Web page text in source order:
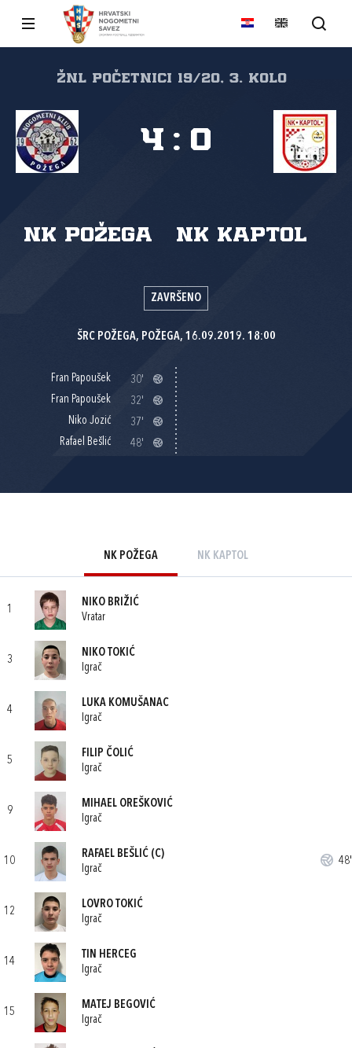
ŽNL početnici 19/20, 3. kolo
NK Požega NK Kaptol
4 : 0
ZAVRŠENO
ŠRC POŽEGA, POŽEGA, 16.09.2019. 18:00
Fran Papoušek
30'
Fran Papoušek
32'
Niko Jozić
37'
Rafael Bešlić
48'
NK POŽEGA NK KAPTOL
1
NIKO BRIŽIĆ
Vratar
3
NIKO TOKIĆ
Igrač
4
LUKA KOMUŠANAC
Igrač
5
FILIP ČOLIĆ
Igrač
9
MIHAEL OREŠKOVIĆ
Igrač
10
RAFAEL BEŠLIĆ (C)
Igrač
48'
12
LOVRO TOKIĆ
Igrač
14
TIN HERCEG
Igrač
15
MATEJ BEGOVIĆ
Igrač